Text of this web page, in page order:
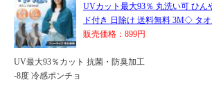
UVカット最大93％ 丸洗い可 ひん
ド付き 日除け 送料無料 3M◇ タ
販売価格：899円
UV最大93％カット 抗菌・防臭加工
-8度 冷感ポンチョ